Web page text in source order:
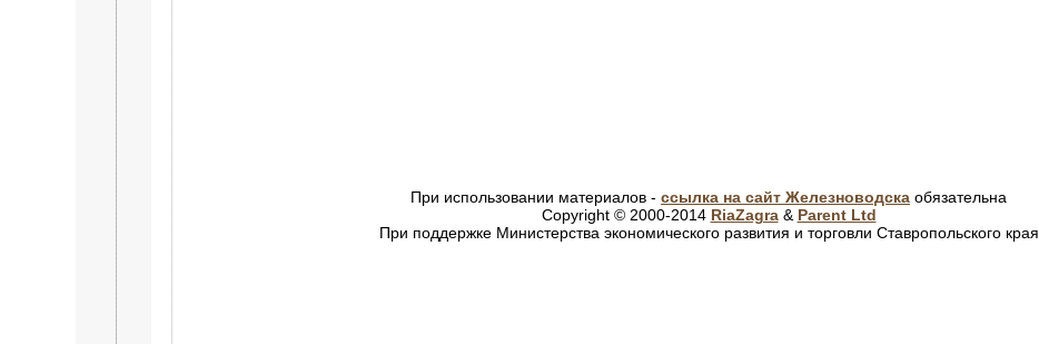
При использовании материалов - ссылка на сайт Железноводска обязательна
Copyright © 2000-2014 RiaZagra& Parent Ltd
При поддержке Министерства экономического развития и торговли Ставропольского края